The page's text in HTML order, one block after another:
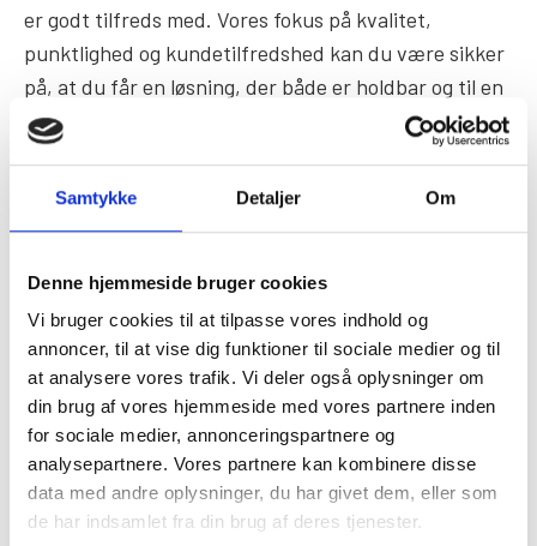
Samtykke Detaljer Om
Denne hjemmeside bruger cookies
Vi bruger cookies til at tilpasse vores indhold og
annoncer, til at vise dig funktioner til sociale medier og til
at analysere vores trafik. Vi deler også oplysninger om
din brug af vores hjemmeside med vores partnere inden
for sociale medier, annonceringspartnere og
analysepartnere. Vores partnere kan kombinere disse
data med andre oplysninger, du har givet dem, eller som
de har indsamlet fra din brug af deres tjenester.
er godt tilfreds med. Vores fokus på kvalitet,
punktlighed og kundetilfredshed kan du være sikker
på, at du får en løsning, der både er holdbar og til en
god pris.
Lad os hjælpe dig med at realisere dine boligdrømme
med vores professionelle og prisvenlige
tømrerarbejde i Sorø.
Hent tilbud
Ring 21 63 83 46